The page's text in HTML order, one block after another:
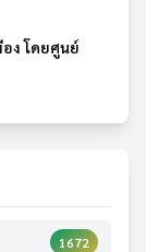
ง โดยศูนย์
1672